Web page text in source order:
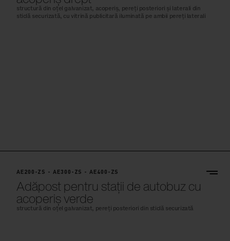
sticlă securizată, cu vitrină publicitară iluminată pe ambii pereți laterali
Adăpost pentru stații de autobuz cu
acoperiș verde
structură din oțel galvanizat, pereți posteriori din sticlă securizată